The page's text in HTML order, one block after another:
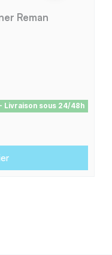
Reman
Livraison sous 24/48h